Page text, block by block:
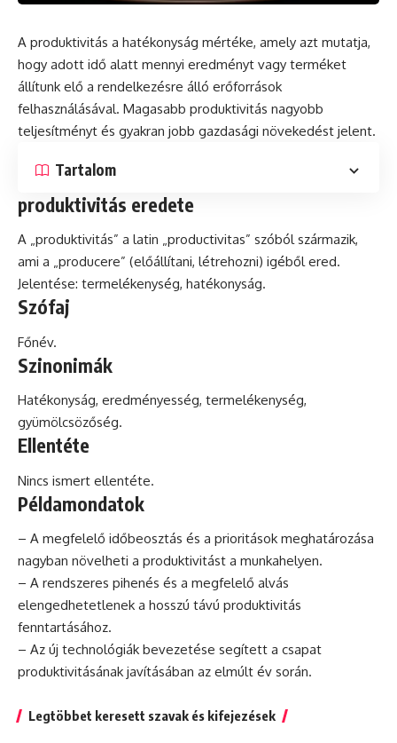
A produktivitás a hatékonyság mértéke, amely azt mutatja,
hogy adott idő alatt mennyi eredményt vagy terméket
állítunk elő a rendelkezésre álló erőforrások
felhasználásával. Magasabb produktivitás nagyobb
teljesítményt és gyakran jobb gazdasági növekedést jelent.
Tartalom
produktivitás eredete
A „produktivitás” a latin „productivitas” szóból származik,
ami a „producere” (előállítani, létrehozni) igéből ered.
Jelentése: termelékenység, hatékonyság.
Szófaj
Főnév.
Szinonimák
Hatékonyság, eredményesség, termelékenység,
gyümölcsözőség.
Ellentéte
Nincs ismert ellentéte.
Példamondatok
– A megfelelő időbeosztás és a prioritások meghatározása
nagyban növelheti a produktivitást a munkahelyen.
– A rendszeres pihenés és a megfelelő alvás
elengedhetetlenek a hosszú távú produktivitás
fenntartásához.
– Az új technológiák bevezetése segített a csapat
produktivitásának javításában az elmúlt év során.
Legtöbbet keresett szavak és kifejezések